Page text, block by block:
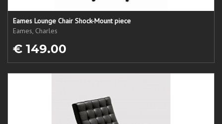
Eames Lounge Chair Shock-Mount piece
Eames, Charles
€ 149.00